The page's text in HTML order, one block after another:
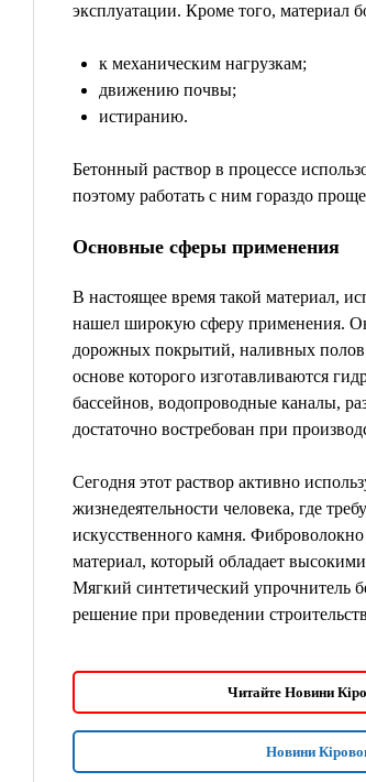
эксплуатации. Кроме того, материал
к механическим нагрузкам;
движению почвы;
истиранию.
Бетонный раствор в процессе
поэтому работать с ним гораздо
Основные сферы применения
В настоящее время такой материал,
нашел широкую сферу применения.
дорожных покрытий, наливных полов
основе которого изготавливаются
бассейнов, водопроводные каналы,
достаточно востребован при
Сегодня этот раствор активно
жизнедеятельности человека, где
искусственного камня.
материал, который обладает
Мягкий синтетический упрочнитель
решение при проведении
Читайте Новини
Новини